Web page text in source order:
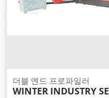
더블 엔드 프로파일러
WINTER INDUSTRY